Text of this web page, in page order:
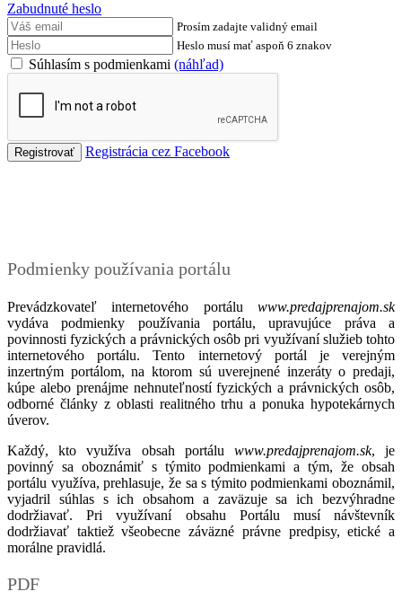
Zabudnuté heslo
Prosím zadajte validný email
Heslo musí mať aspoň 6 znakov
Súhlasím s podmienkami (náhľad)
Registrácia cez Facebook
Podmienky používania portálu
Prevádzkovateľ internetového portálu www.predajprenajom.sk
vydáva podmienky používania portálu, upravujúce práva a
povinnosti fyzických a právnických osôb pri využívaní služieb tohto
internetového portálu. Tento internetový portál je verejným
inzertným portálom, na ktorom sú uverejnené inzeráty o predaji,
kúpe alebo prenájme nehnuteľností fyzických a právnických osôb,
odborné články z oblasti realitného trhu a ponuka hypotekárnych
úverov.
Každý, kto využíva obsah portálu www.predajprenajom.sk, je
povinný sa oboznámiť s týmito podmienkami a tým, že obsah
portálu využíva, prehlasuje, že sa s týmito podmienkami oboznámil,
vyjadril súhlas s ich obsahom a zaväzuje sa ich bezvýhradne
dodržiavať. Pri využívaní obsahu Portálu musí návštevník
dodržiavať taktiež všeobecne záväzné právne predpisy, etické a
morálne pravidlá.
PDF